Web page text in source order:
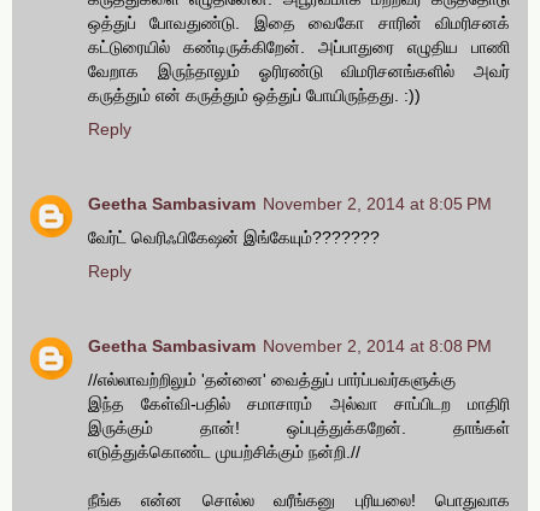
ஒத்துப் போவதுண்டு. இதை வைகோ சாரின் விமரிசனக்
கட்டுரையில் கண்டிருக்கிறேன். அப்பாதுரை எழுதிய பாணி
வேறாக இருந்தாலும் ஓரிரண்டு விமரிசனங்களில் அவர்
கருத்தும் என் கருத்தும் ஒத்துப் போயிருந்தது. :))
Reply
Geetha Sambasivam November 2, 2014 at 8:05 PM
வேர்ட் வெரிஃபிகேஷன் இங்கேயும்???????
Reply
Geetha Sambasivam November 2, 2014 at 8:08 PM
//எல்லாவற்றிலும் 'தன்னை' வைத்துப் பார்ப்பவர்களுக்கு
இந்த கேள்வி-பதில் சமாசாரம் அல்வா சாப்பிடற மாதிரி
இருக்கும் தான்! ஒப்புத்துக்கறேன். தாங்கள்
எடுத்துக்கொண்ட முயற்சிக்கும் நன்றி.//
நீங்க என்ன சொல்ல வரீங்கனு புரியலை! பொதுவாக